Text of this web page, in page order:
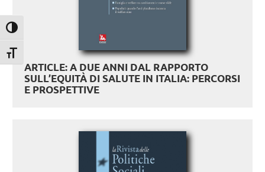
Attiva/disattiva alto contrasto
Attiva/disattiva dimensione testo
ARTICLE: A DUE ANNI DAL RAPPORTO
SULL’EQUITÀ DI SALUTE IN ITALIA: PERCORSI
E PROSPETTIVE